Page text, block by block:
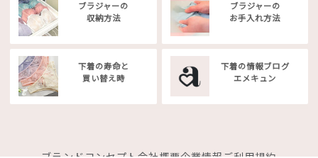
ブラジャーの
収納方法
ブラジャーの
お手入れ方法
下着の寿命と
買い替え時
下着の情報ブログ
エメキュン